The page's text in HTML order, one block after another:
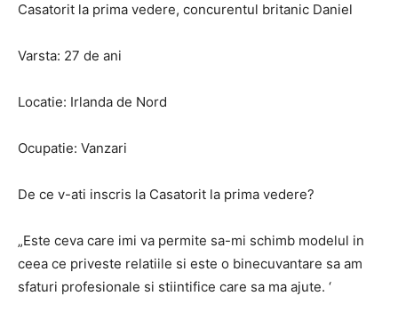
Casatorit la prima vedere, concurentul britanic Daniel
Varsta: 27 de ani
Locatie: Irlanda de Nord
Ocupatie: Vanzari
De ce v-ati inscris la Casatorit la prima vedere?
„Este ceva care imi va permite sa-mi schimb modelul in
ceea ce priveste relatiile si este o binecuvantare sa am
sfaturi profesionale si stiintifice care sa ma ajute. ‘